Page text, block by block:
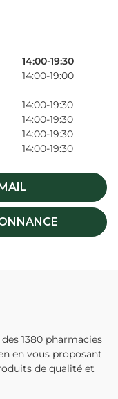
14:00-19:30
14:00-19:00
14:00-19:30
14:00-19:30
14:00-19:30
14:00-19:30
1380 pharmacies
en vous proposant
de qualité et